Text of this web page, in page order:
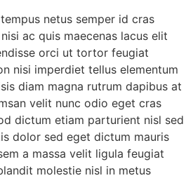
netus semper id cras
ac quis maecenas lacus elit
orci ut tortor feugiat
nisi imperdiet tellus elementum
diam magna rutrum dapibus at
velit nunc odio eget cras
dictum etiam parturient nisl sed
dolor sed eget dictum mauris
a massa velit ligula feugiat
molestie nisl in metus